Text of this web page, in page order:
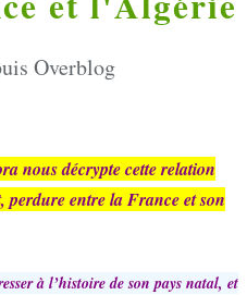
Overblog
nous décrypte cette relation
entre la France et son
à l’histoire de son pays natal, et